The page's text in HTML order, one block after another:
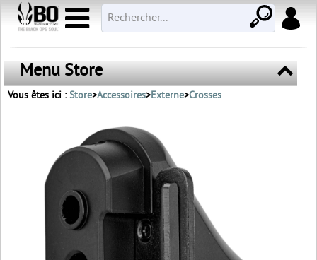
Menu Store
Vous êtes ici :Store>Accessoires>Externe>Crosses